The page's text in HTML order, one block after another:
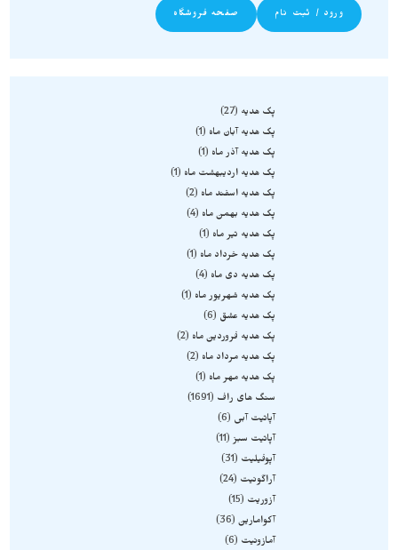
ورود / ثبت نام صفحه فروشگاه
پک هدیه
27
پک هدیه آبان ماه
1
پک هدیه آذر ماه
1
پک هدیه اردیبهشت ماه
1
پک هدیه اسفند ماه
2
پک هدیه بهمن ماه
4
پک هدیه تیر ماه
1
پک هدیه خرداد ماه
1
پک هدیه دی ماه
4
پک هدیه شهریور ماه
1
پک هدیه عشق
6
پک هدیه فروردین ماه
2
پک هدیه مرداد ماه
2
پک هدیه مهر ماه
1
سنگ های راف
1691
آپاتیت آبی
6
آپاتیت سبز 11
آپوفیلیت
31
آراگونیت
24
آزوریت
15
آکوامارین 36
آمازونیت
6